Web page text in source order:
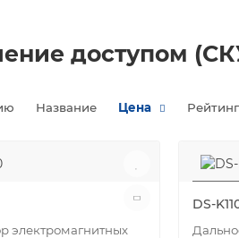
доступом
Название Цена Рейтинг
электромагнитных
DS-